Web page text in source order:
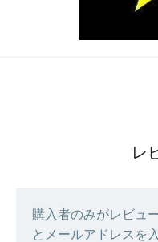
レ
購入者のみがレビュ
とメールアドレスを